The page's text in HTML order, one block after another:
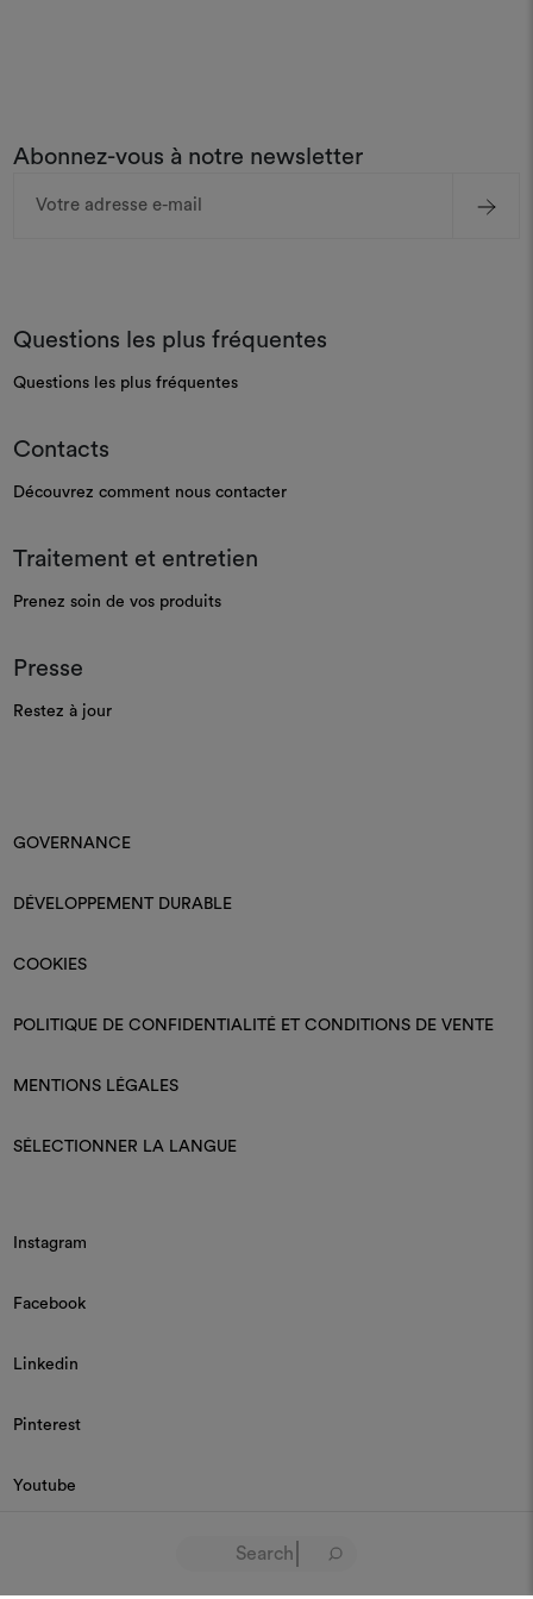
Abonnez-vous à notre newsletter
Questions les plus fréquentes
Questions les plus fréquentes
Contacts
Découvrez comment nous contacter
Traitement et entretien
Prenez soin de vos produits
Presse
Restez à jour
GOVERNANCE
DÉVELOPPEMENT DURABLE
COOKIES
POLITIQUE DE CONFIDENTIALITÉ ET CONDITIONS DE VENTE
MENTIONS LÉGALES
SÉLECTIONNER LA LANGUE
Instagram
Facebook
Linkedin
Pinterest
Youtube
© 2026 Dedar P.IVA 03187590157